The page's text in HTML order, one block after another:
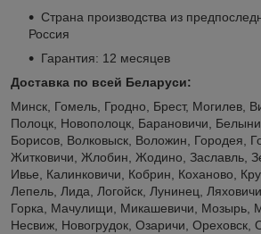
Страна производства из
Россия
Гарантия: 12 месяцев
Доставка по всей Беларуси:
Минск, Гомель, Гродно, Брест, Могилев,
Полоцк, Новополоцк, Барановичи,
Борисов, Волковыск, Воложин, Городея,
Житковичи, Жлобин, Жодино, Заславль,
Ивье, Калинковичи, Кобрин, Коханово,
Лепель, Лида, Логойск, Лунинец,
Горка, Мачулищи, Микашевичи, Мозырь,
Несвиж, Новогрудок, Озаричи, Ореховск,